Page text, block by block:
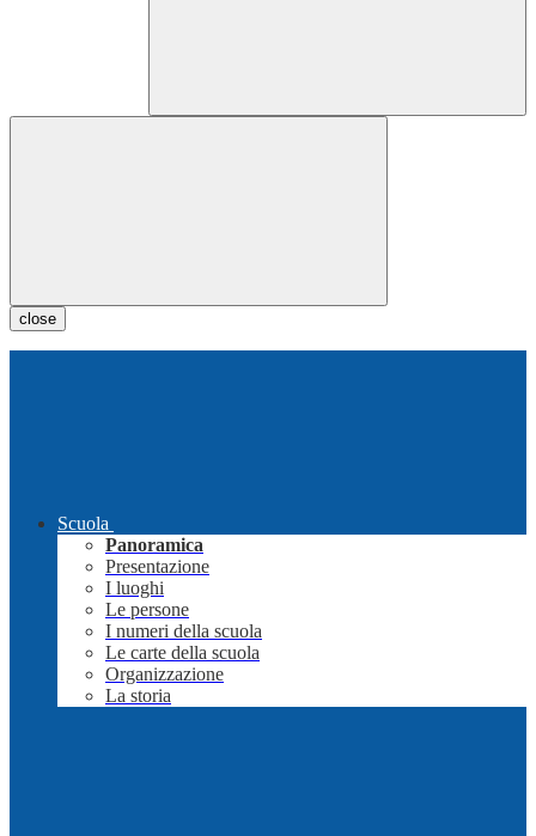
close
Scuola
Panoramica
Presentazione
I luoghi
Le persone
I numeri della scuola
Le carte della scuola
Organizzazione
La storia